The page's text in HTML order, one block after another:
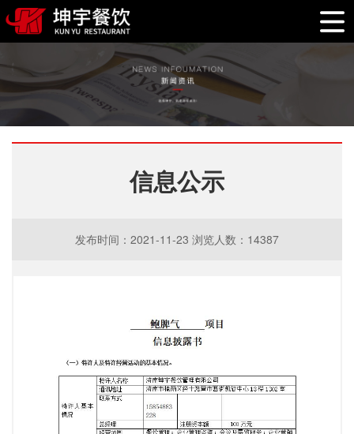
信息公示
发布时间：2021-11-23 浏览人数：14387